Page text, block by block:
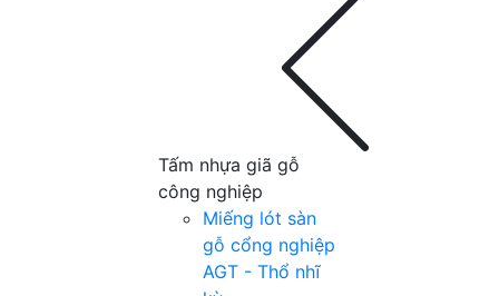
Tấm nhựa giã gỗ
công nghiệp
Miếng lót sàn
gỗ cổng nghiệp
AGT - Thổ nhĩ